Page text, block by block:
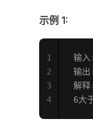
示例 1:
输
输
解
6大
1
2
3
4